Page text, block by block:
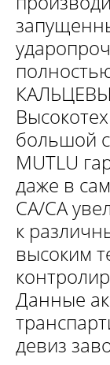
большой
MUTLU
даже в
СА/CA
к
высоким
Данные
девиз